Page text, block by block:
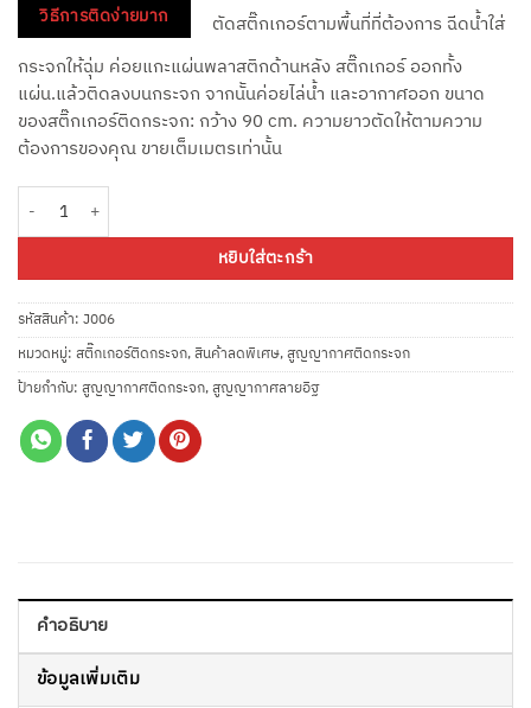
วิธีการติดง่ายมาก
ตัดสติ๊กเกอร์ตามพื้นที่ที่ต้องการ ฉีดน้ำใส่
กระจกให้ฉุ่ม ค่อยแกะแผ่นพลาสติกด้านหลัง สติ๊กเกอร์ ออกทั้ง
แผ่น.แล้วติดลงบนกระจก จากนัันค่อยไล่น้ำ และอากาศออก ขนาด
ของสติ๊กเกอร์ติดกระจก: กว้าง 90 cm. ความยาวตัดให้ตามความ
ต้องการของคุณ ขายเต็มเมตรเท่านั้น
หยิบใส่ตะกร้า
รหัสสินค้า: J006
หมวดหมู่: สติ๊กเกอร์ติดกระจก,สินค้าลดพิเศษ,สูญญากาศติดกระจก
ป้ายกำกับ: สูญญากาศติดกระจก,สูญญากาศลายอิฐ
คำอธิบาย
ข้อมูลเพิ่มเติม